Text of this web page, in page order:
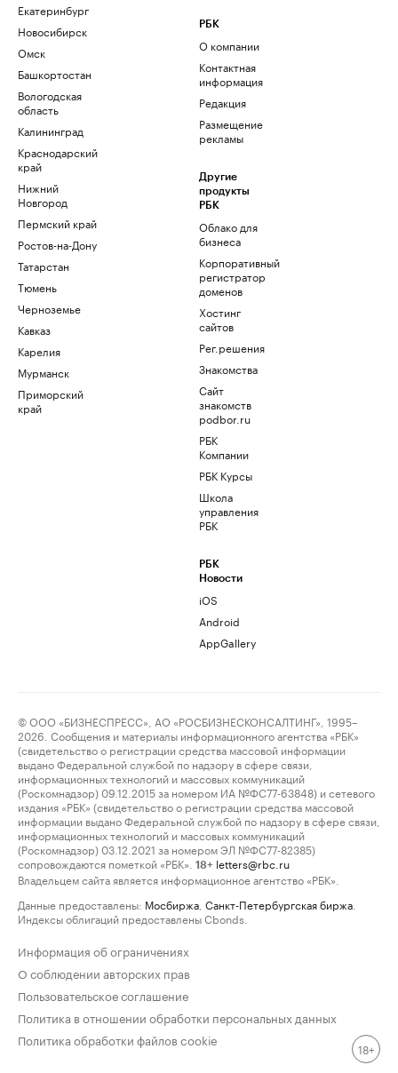
Екатеринбург
Новосибирск
Омск
Башкортостан
Вологодская
область
Калининград
Краснодарский
край
Нижний
Новгород
Пермский край
Ростов-на-Дону
Татарстан
Тюмень
Черноземье
Кавказ
Карелия
Мурманск
Приморский
край
РБК
О компании
Контактная
информация
Редакция
Размещение
рекламы
Другие
продукты
РБК
Облако для
бизнеса
Корпоративный
регистратор
доменов
Хостинг
сайтов
Рег.решения
Знакомства
Сайт
знакомств
podbor.ru
РБК
Компании
РБК Курсы
Школа
управления
РБК
РБК
Новости
iOS
Android
AppGallery
© ООО «БИЗНЕСПРЕСС», АО «РОСБИЗНЕСКОНСАЛТИНГ», 1995–
2026. Сообщения и материалы информационного агентства «РБК»
(свидетельство о регистрации средства массовой информации
выдано Федеральной службой по надзору в сфере связи,
информационных технологий и массовых коммуникаций
(Роскомнадзор) 09.12.2015 за номером ИА №ФС77-63848) и сетевого
издания «РБК» (свидетельство о регистрации средства массовой
информации выдано Федеральной службой по надзору в сфере связи,
информационных технологий и массовых коммуникаций
(Роскомнадзор) 03.12.2021 за номером ЭЛ №ФС77-82385)
сопровождаются пометкой «РБК».
18+ letters@rbc.ru
Владельцем сайта является информационное агентство «РБК».
Данные предоставлены: Мосбиржа Санкт-Петербургская биржа
Индексы облигаций предоставлены Cbonds.
Информация об ограничениях
О соблюдении авторских прав
Пользовательское соглашение
Политика в отношении обработки персональных данных
Политика обработки файлов cookie
18+